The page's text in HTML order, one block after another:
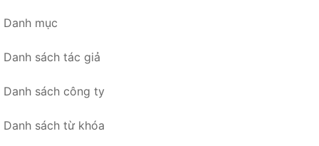
Danh mục
Danh sách tác giả
Danh sách công ty
Danh sách từ khóa